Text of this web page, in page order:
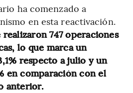
ha comenzado a
en esta reactivación.
realizaron 747 operaciones
lo que marca un
respecto a julio y un
en comparación con el
anterior.